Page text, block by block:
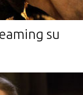
su